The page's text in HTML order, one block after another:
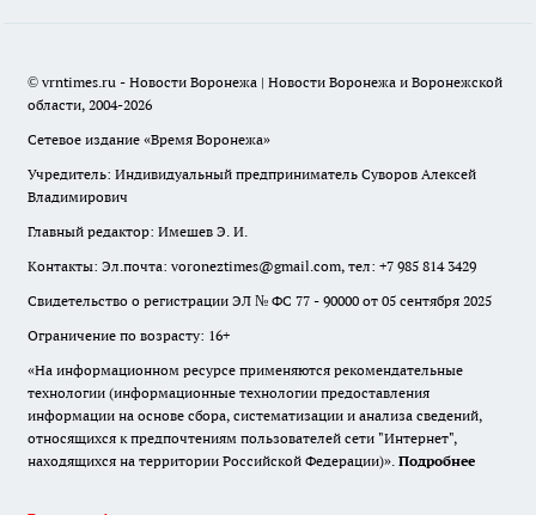
© vrntimes.ru - Новости Воронежа | Новости Воронежа и Воронежской
области, 2004-2026
Сетевое издание «Время Воронежа»
Учредитель: Индивидуальный предприниматель Суворов Алексей
Владимирович
Главный редактор: Имешев Э. И.
Контакты: Эл.почта: voroneztimes@gmail.com, тел: +7 985 814 3429
Свидетельство о регистрации ЭЛ № ФС 77 - 90000 от 05 сентября 2025
Ограничение по возрасту: 16+
«На информационном ресурсе применяются рекомендательные
технологии (информационные технологии предоставления
информации на основе сбора, систематизации и анализа сведений,
относящихся к предпочтениям пользователей сети "Интернет",
находящихся на территории Российской Федерации)». Подробнее